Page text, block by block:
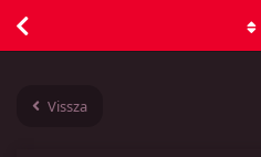
Vissza